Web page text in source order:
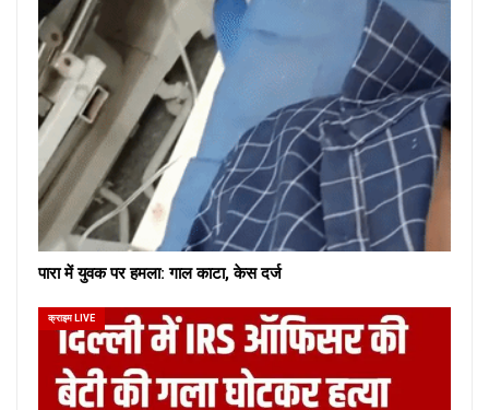
पारा में युवक पर हमला: गाल काटा, केस दर्ज
क्राइम LIVE